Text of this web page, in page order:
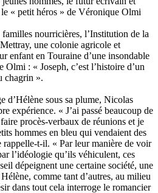
le « petit héros » de Véronique Olmi
nourricières, l’Institution de la
une colonie agricole et
enfant en Touraine d’une insondable
: « Joseph, c’est l’histoire d’un
chagrin ».
d’Hélène sous sa plume, Nicolas
expérience. « J’ai passé beaucoup de
procès-verbaux de réunions et je
hommes en bleu qui vendaient des
rappelle-t-il. « Par leur manière de voir
l’idéologie qu’ils véhiculent, ces
dépeignent une certaine société, une
comme tant d’autres, au milieu
dans tout cela interroge le romancier